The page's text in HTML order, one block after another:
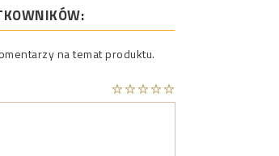
na temat produktu.